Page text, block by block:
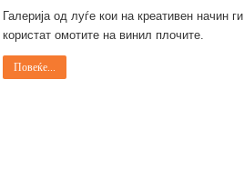
Галерија од луѓе кои на креативен начин ги
користат омотите на винил плочите.
Повеќе...